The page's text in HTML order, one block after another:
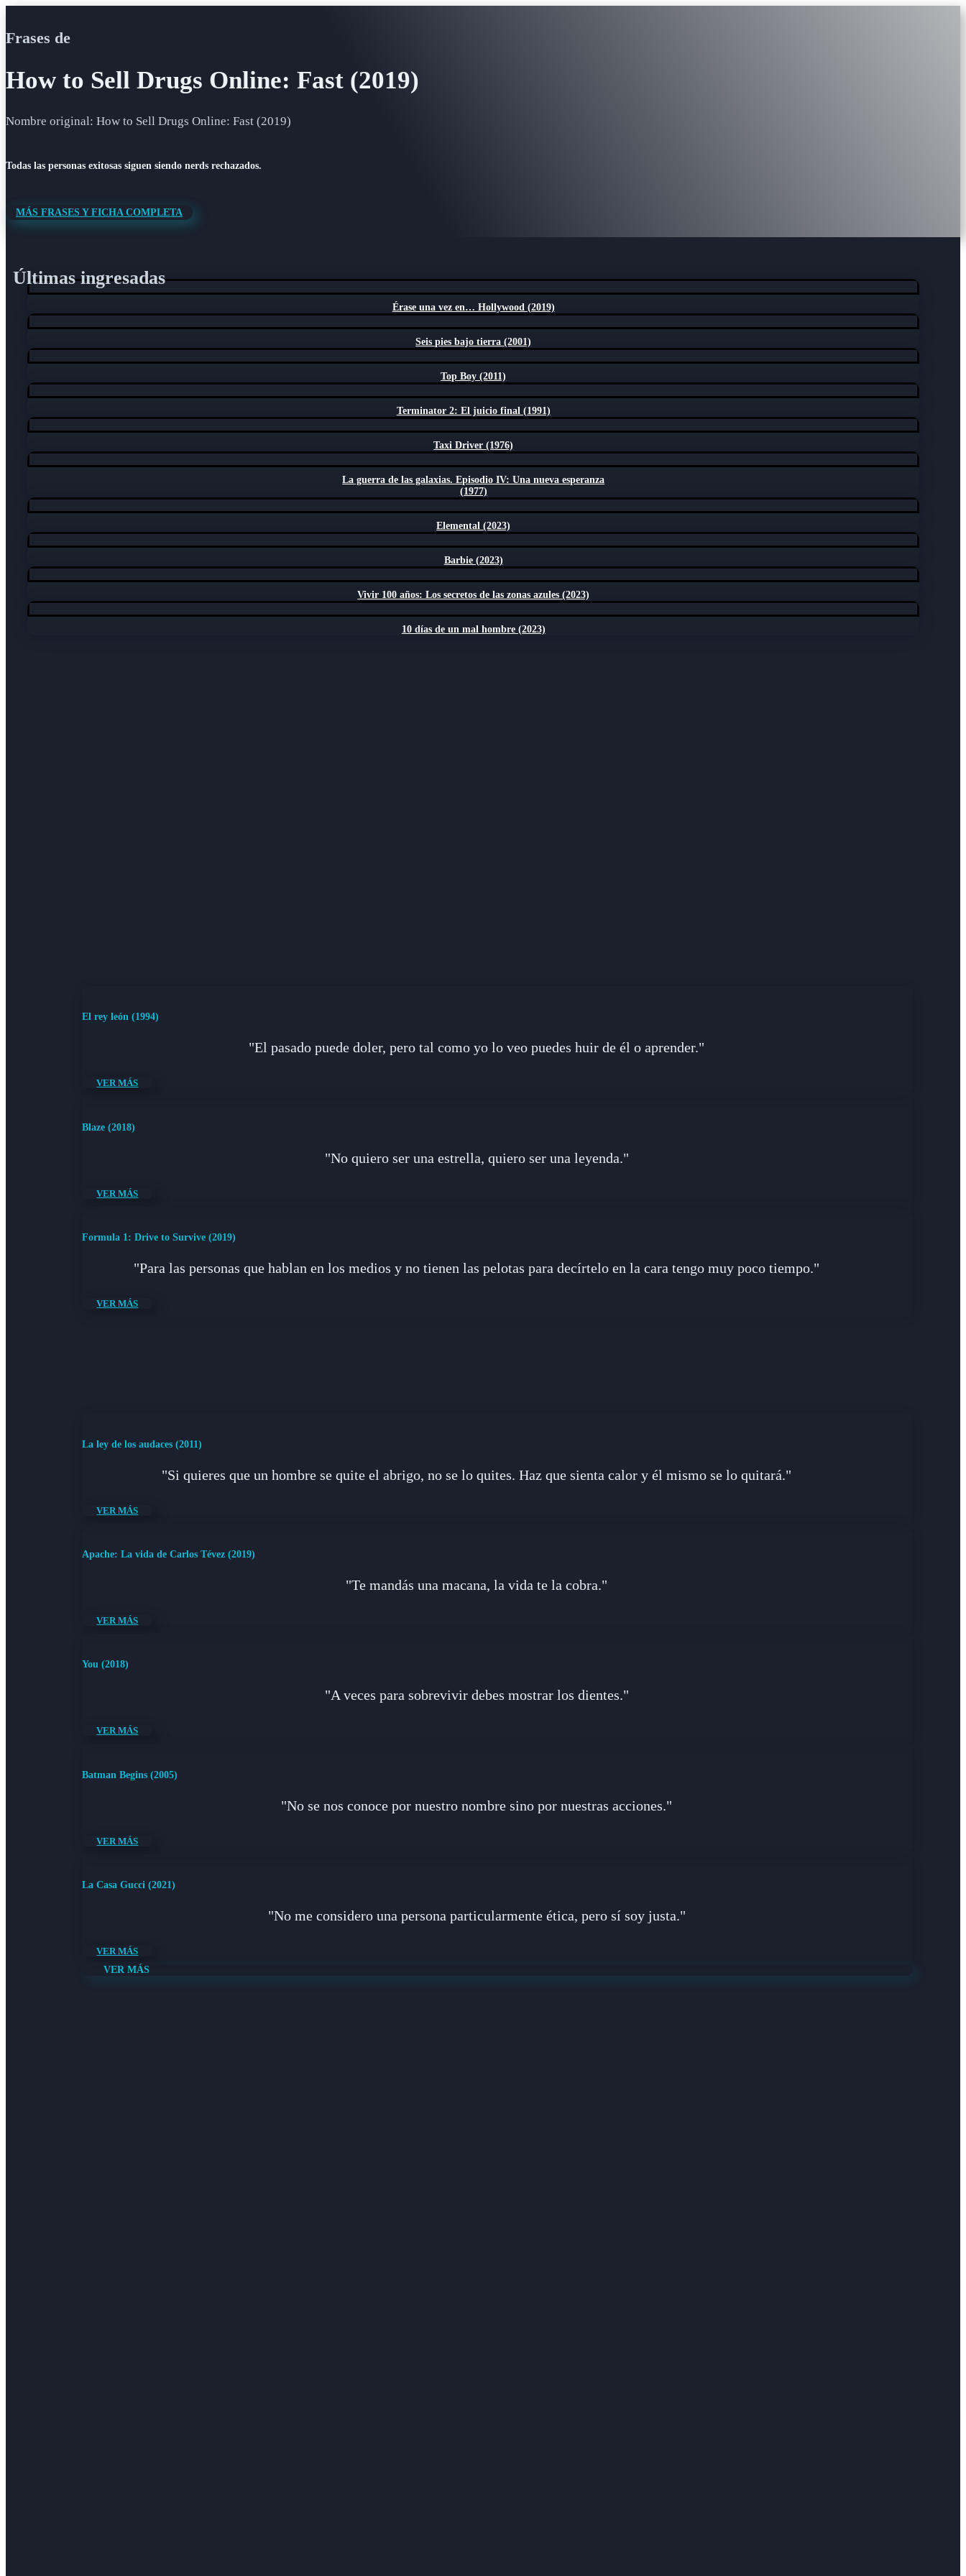
Frases de
How to Sell Drugs Online: Fast (2019)
Nombre original: How to Sell Drugs Online: Fast (2019)
Todas las personas exitosas siguen siendo nerds rechazados.
MÁS FRASES Y FICHA COMPLETA
Últimas ingresadas
Érase una vez en… Hollywood (2019)
Seis pies bajo tierra (2001)
Top Boy (2011)
Terminator 2: El juicio final (1991)
Taxi Driver (1976)
La guerra de las galaxias. Episodio IV: Una nueva esperanza
(1977)
Elemental (2023)
Barbie (2023)
Vivir 100 años: Los secretos de las zonas azules (2023)
10 días de un mal hombre (2023)
El rey león (1994)
"El pasado puede doler, pero tal como yo lo veo puedes huir de él o aprender."
VER MÁS
Blaze (2018)
"No quiero ser una estrella, quiero ser una leyenda."
VER MÁS
Formula 1: Drive to Survive (2019)
"Para las personas que hablan en los medios y no tienen las pelotas para decírtelo en la cara tengo muy poco tiempo."
VER MÁS
La ley de los audaces (2011)
"Si quieres que un hombre se quite el abrigo, no se lo quites. Haz que sienta calor y él mismo se lo quitará."
VER MÁS
Apache: La vida de Carlos Tévez (2019)
"Te mandás una macana, la vida te la cobra."
VER MÁS
You (2018)
"A veces para sobrevivir debes mostrar los dientes."
VER MÁS
Batman Begins (2005)
"No se nos conoce por nuestro nombre sino por nuestras acciones."
VER MÁS
La Casa Gucci (2021)
"No me considero una persona particularmente ética, pero sí soy justa."
VER MÁS
VER MÁS